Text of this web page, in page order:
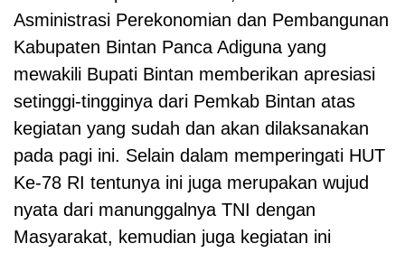
Asministrasi Perekonomian dan Pembangunan
Kabupaten Bintan Panca Adiguna yang
mewakili Bupati Bintan memberikan apresiasi
setinggi-tingginya dari Pemkab Bintan atas
kegiatan yang sudah dan akan dilaksanakan
pada pagi ini. Selain dalam memperingati HUT
Ke-78 RI tentunya ini juga merupakan wujud
nyata dari manunggalnya TNI dengan
Masyarakat, kemudian juga kegiatan ini